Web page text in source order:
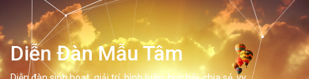
Diễn Đàn Mẫu Tâm